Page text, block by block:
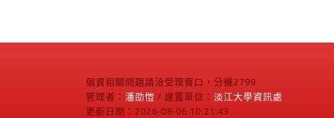
個資相關問題請洽受理窗口，分機2799
管理者： 潘劭愷 / 建置單位： 淡江大學資訊處
更新日期：2026-08-06 10:21:43